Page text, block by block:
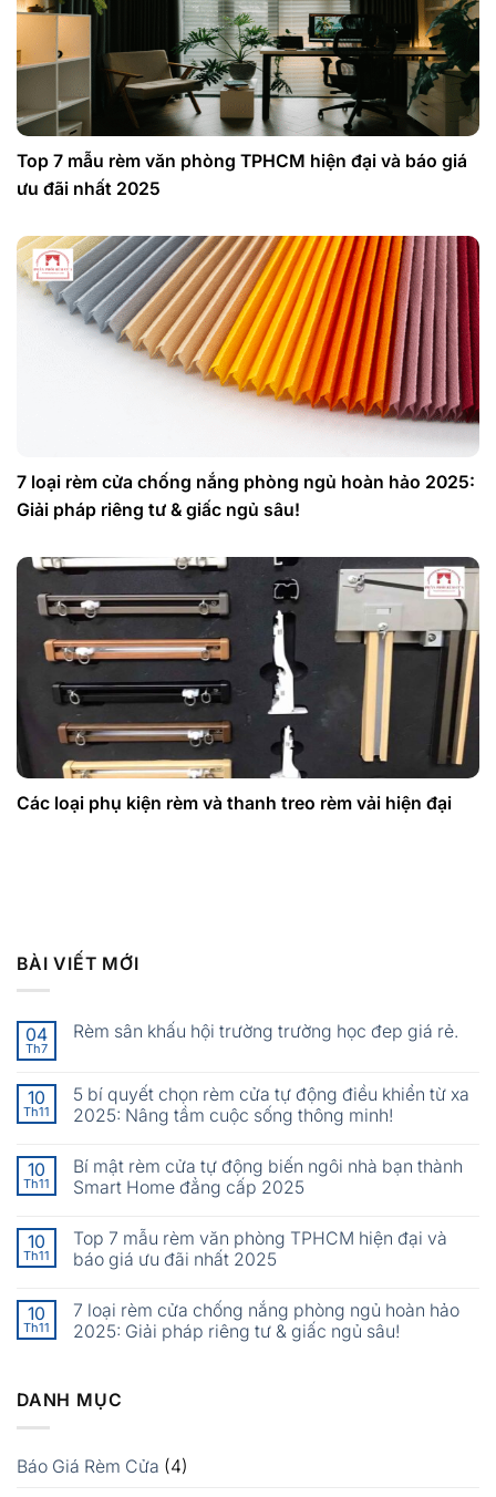
Top 7 mẫu rèm văn phòng TPHCM hiện đại và báo giá
ưu đãi nhất 2025
7 loại rèm cửa chống nắng phòng ngủ hoàn hảo 2025:
Giải pháp riêng tư & giấc ngủ sâu!
Các loại phụ kiện rèm và thanh treo rèm vải hiện đại
BÀI VIẾT MỚI
04
Th7
Rèm sân khấu hội trường trường học đep giá rẻ.
10
Th11
5 bí quyết chọn rèm cửa tự động điều khiển từ xa
2025: Nâng tầm cuộc sống thông minh!
10
Th11
Bí mật rèm cửa tự động biến ngôi nhà bạn thành
Smart Home đẳng cấp 2025
10
Th11
Top 7 mẫu rèm văn phòng TPHCM hiện đại và
báo giá ưu đãi nhất 2025
10
Th11
7 loại rèm cửa chống nắng phòng ngủ hoàn hảo
2025: Giải pháp riêng tư & giấc ngủ sâu!
DANH MỤC
Báo Giá Rèm Cửa (4)